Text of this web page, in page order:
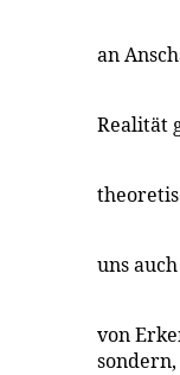
an
Realität
uns
von
sondern,